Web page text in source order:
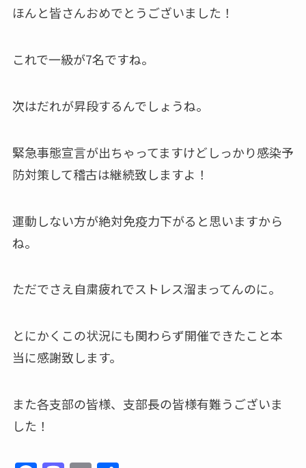
ほんと皆さんおめでとうございました！
これで一級が7名ですね。
次はだれが昇段するんでしょうね。
緊急事態宣言が出ちゃってますけどしっかり感染予
防対策して稽古は継続致しますよ！
運動しない方が絶対免疫力下がると思いますから
ね。
ただでさえ自粛疲れでストレス溜まってんのに。
とにかくこの状況にも関わらず開催できたこと本
当に感謝致します。
また各支部の皆様、支部長の皆様有難うございま
した！